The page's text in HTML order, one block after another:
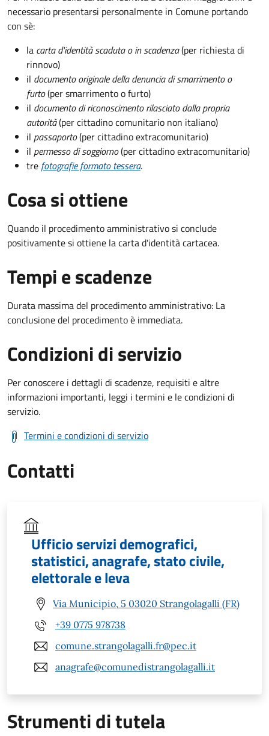
necessario presentarsi personalmente in Comune portando
con sè:
la carta d'identità scaduta o in scadenza(per richiesta di
rinnovo)
il documento originale della denuncia di smarrimento o
furto(per smarrimento o furto)
il documento di riconoscimento rilasciato dalla propria
autorità(per cittadino comunitario non italiano)
il passaporto(per cittadino extracomunitario)
il permesso di soggiorno(per cittadino extracomunitario)
tre fotografie formato tessera.
Cosa si ottiene
Quando il procedimento amministrativo si conclude
positivamente si ottiene la carta d'identità cartacea.
Tempi e scadenze
Durata massima del procedimento amministrativo: La
conclusione del procedimento è immediata.
Condizioni di servizio
Per conoscere i dettagli di scadenze, requisiti e altre
informazioni importanti, leggi i termini e le condizioni di
servizio.
Termini e condizioni di servizio
Contatti
Ufficio servizi demografici,
statistici, anagrafe, stato civile,
elettorale e leva
Via Municipio, 5 03020 Strangolagalli (FR)
+39 0775 978738
comune.strangolagalli.fr@pec.it
anagrafe@comunedistrangolagalli.it
Strumenti di tutela